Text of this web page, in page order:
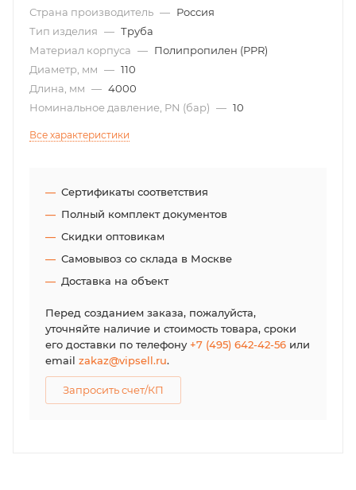
Страна производитель — Россия
Тип изделия — Труба
Материал корпуса — Полипропилен (PPR)
Диаметр, мм — 110
Длина, мм — 4000
Номинальное давление, PN (бар) — 10
Все характеристики
Сертификаты соответствия
Полный комплект документов
Скидки оптовикам
Самовывоз со склада в Москве
Доставка на объект
Перед созданием заказа, пожалуйста,
уточняйте наличие и стоимость товара, сроки
его доставки по телефону+7 (495) 642-42-56 или
email zakaz@vipsell.ru.
Запросить счет/КП